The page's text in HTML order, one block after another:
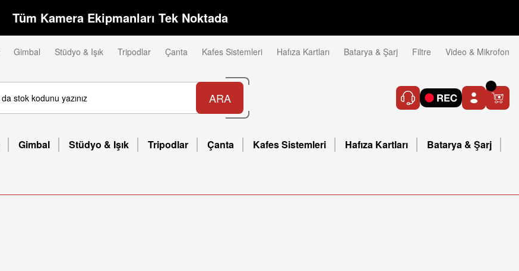
Tüm Kamera Ekipmanları Tek Noktada
Gimbal Stüdyo & Işık Tripodlar Çanta Kafes Sistemleri Hafıza Kartları Batarya & Şarj Filtre Video & Mikrofon
ARA
Gimbal Stüdyo & Işık Tripodlar Çanta Kafes Sistemleri Hafıza Kartları Batarya & Şarj